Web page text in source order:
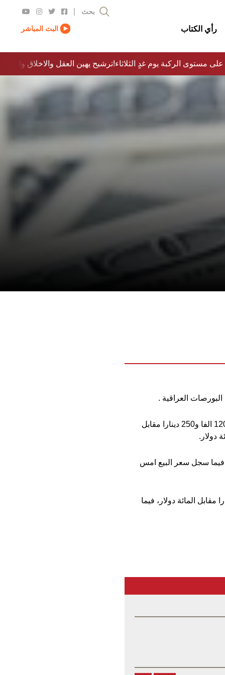
رأي الكتاب
بحث
البث المباشر
ترشيح يهين العقل والاخلاق والدولة…؟! على مستوى الركبة يوم غدٍ الثلاثاء
العراقية .
فقد سجل سعر بيع الدولار في بورصة الكفاح في بغداد اليوم 120 الفا و300 دينار وسعر الشراء 120 الفا و250 دينارا مقابل
بورصة اربيل 120الفا و450 دينارا وسعر الشراء 120الفا و400 دينار ،فيما سجل سعر البيع امس
سجل سعرالبيع اليوم 120 الفا و500 دينار، وسعر الشراء 120 الفا و450 دينارا مقابل المائة دولار، فيما